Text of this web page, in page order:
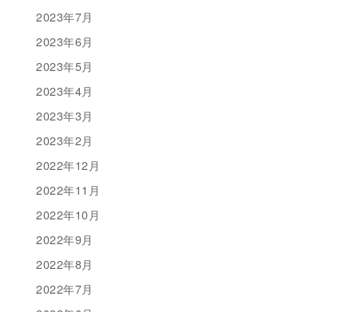
2023年7月
2023年6月
2023年5月
2023年4月
2023年3月
2023年2月
2022年12月
2022年11月
2022年10月
2022年9月
2022年8月
2022年7月